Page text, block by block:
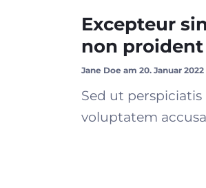
Excepteur
non proident
Jane Doe am 20. Januar 2022
Sed ut
voluptatem